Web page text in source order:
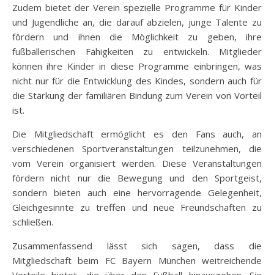
Zudem bietet der Verein spezielle Programme für Kinder
und Jugendliche an, die darauf abzielen, junge Talente zu
fördern und ihnen die Möglichkeit zu geben, ihre
fußballerischen Fähigkeiten zu entwickeln. Mitglieder
können ihre Kinder in diese Programme einbringen, was
nicht nur für die Entwicklung des Kindes, sondern auch für
die Stärkung der familiären Bindung zum Verein von Vorteil
ist.
Die Mitgliedschaft ermöglicht es den Fans auch, an
verschiedenen Sportveranstaltungen teilzunehmen, die
vom Verein organisiert werden. Diese Veranstaltungen
fördern nicht nur die Bewegung und den Sportgeist,
sondern bieten auch eine hervorragende Gelegenheit,
Gleichgesinnte zu treffen und neue Freundschaften zu
schließen.
Zusammenfassend lässt sich sagen, dass die
Mitgliedschaft beim FC Bayern München weitreichende